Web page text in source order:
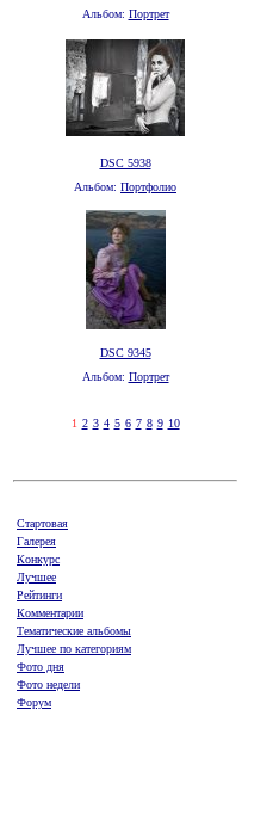
Альбом: Портрет
DSC 5938
Альбом: Портфолио
DSC 9345
Альбом: Портрет
1 2 3 4 5 6 7 8 9 10
Стартовая
Галерея
Конкурс
Лучшее
Рейтинги
Комментарии
Тематические альбомы
Лучшее по категориям
Фото дня
Фото недели
Форум